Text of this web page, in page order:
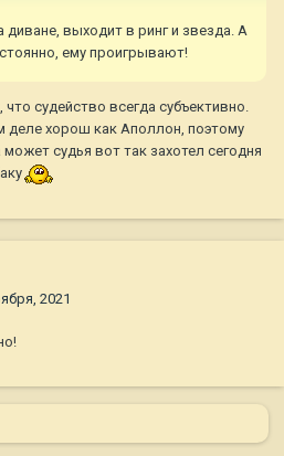
диване, выходит в ринг и звезда. А
ему проигрывают!
судейство всегда субъективно.
деле хорош как Аполлон, поэтому
судья вот так захотел сегодня
2021